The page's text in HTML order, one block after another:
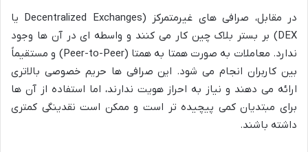
در مقابل، صرافی های غیرمتمرکز (Decentralized Exchanges یا
DEX) بر بستر بلاک چین کار می کنند و واسطه ای در آن ها وجود
ندارد. معاملات به صورت همتا به همتا (Peer-to-Peer) و مستقیماً
بین کاربران انجام می شود. این صرافی ها حریم خصوصی بالاتری
ارائه می دهند و نیاز به احراز هویت ندارند، اما استفاده از آن ها
برای مبتدیان کمی پیچیده تر است و ممکن است نقدینگی کمتری
داشته باشند.